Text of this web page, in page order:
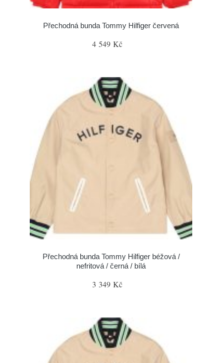
Přechodná bunda Tommy Hilfiger červená
4 549 Kč
Přechodná bunda Tommy Hilfiger béžová /
nefritová / černá / bílá
3 349 Kč